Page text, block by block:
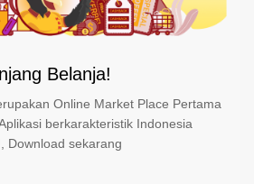
Belanja!
Online Market Place Pertama
berkarakteristik Indonesia
Download sekarang